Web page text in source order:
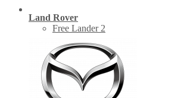
Land Rover
Free Lander 2